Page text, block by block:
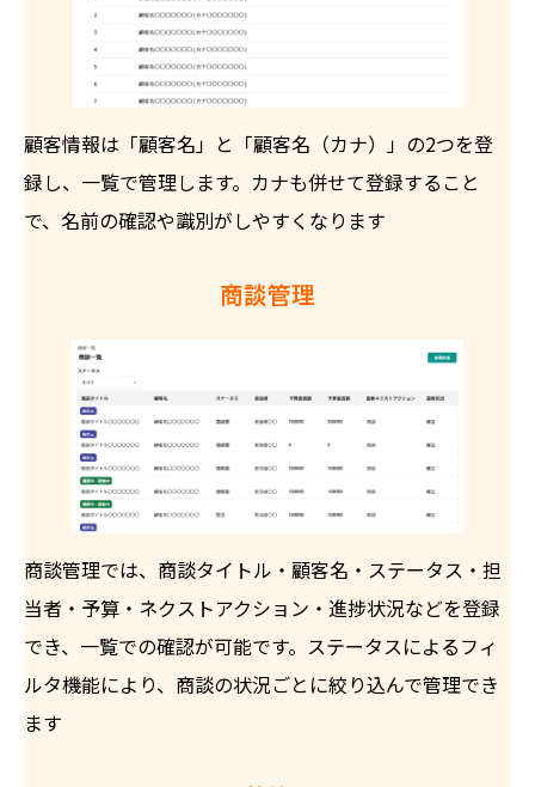
顧客情報は「顧客名」と「顧客名（カナ）」の2つを登
録し、一覧で管理します。カナも併せて登録すること
で、名前の確認や識別がしやすくなります
商談管理
商談管理では、商談タイトル・顧客名・ステータス・担
当者・予算・ネクストアクション・進捗状況などを登録
でき、一覧での確認が可能です。ステータスによるフィ
ルタ機能により、商談の状況ごとに絞り込んで管理でき
ます